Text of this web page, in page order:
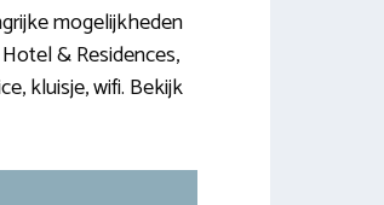
mogelijkheden
& Residences,
kluisje, wifi. Bekijk